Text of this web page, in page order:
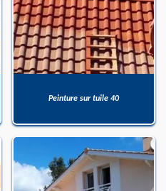
Peinture sur tuile 40